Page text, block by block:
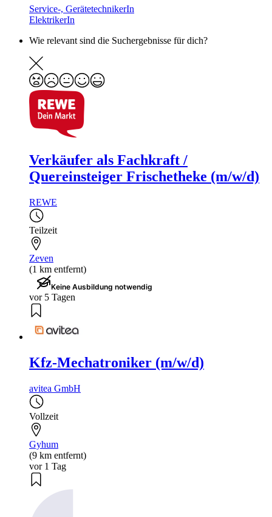
Service-, GerätetechnikerIn
ElektrikerIn
Wie relevant sind die Suchergebnisse für dich?
Verkäufer als Fachkraft /
Quereinsteiger Frischetheke (m/w/d)
REWE
Teilzeit
Zeven
(1 km entfernt)
Keine Ausbildung notwendig
vor 5 Tagen
Kfz-Mechatroniker (m/w/d)
avitea GmbH
Vollzeit
Gyhum
(9 km entfernt)
vor 1 Tag